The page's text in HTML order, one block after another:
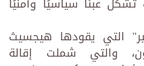
التي يقودها هيجسيث
والتي شملت إقالة